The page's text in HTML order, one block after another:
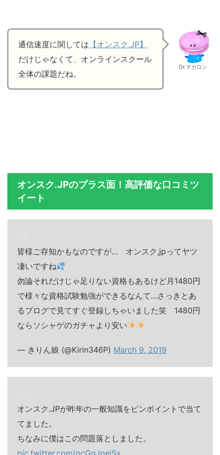
通信速度に関しては 【オンスク.JP】
だけじゃなくて、オンラインスクール
全体の課題だね。
Dr.マカロン
オンスク.JPのプラス面！高評価な口コミツ
イート
皆様ご存知かもなのですが… オンスク,jpってヤツ
凄いですね
勿論それだけじゃ足りない資格もあるけど月1480円
で様々な資格試験勉強ができるなんて…さっきとあ
るブログで見てすぐ登録しちゃいました笑 1480円
ならソシャゲのガチャより安い
— きりん娘 (@Kirin346P) March 9, 2019
オンスク.JPが昨年の一般知識をピンポイントで当て
てました。
ちなみに僕はこの問題落としました。